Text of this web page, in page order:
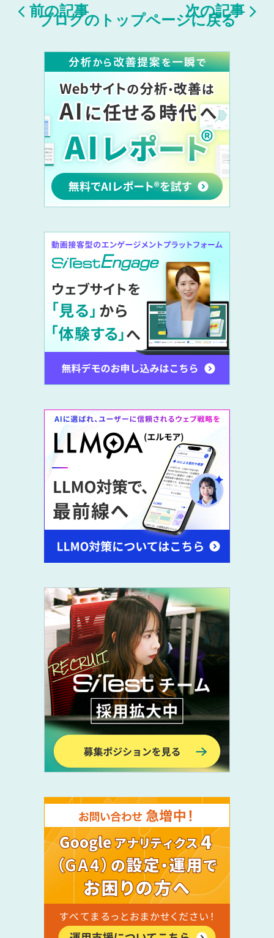
前の記事 次の記事
ブログのトップページに戻る